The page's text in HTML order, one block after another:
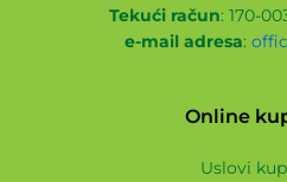
Tekući račun: 170-
e-mail adresa:
Online
Uslovi